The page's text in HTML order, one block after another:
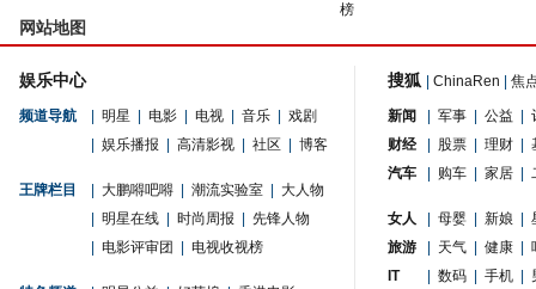
榜
网站地图
娱乐中心
频道导航 明星 电影 电视 音乐
戏剧
娱乐播报 高清影视 社区 博客
王牌栏目 大鹏嘚吧嘚 潮流实验室
大人物
明星在线 时尚周报
先锋人物
电影评审团 电视收视榜
搜狐 ChinaRen 焦
新闻 军事 公益
财经
股票 理财
汽车
购车 家居
女人 母婴 新娘
旅游
天气 健康
IT
数码 手机